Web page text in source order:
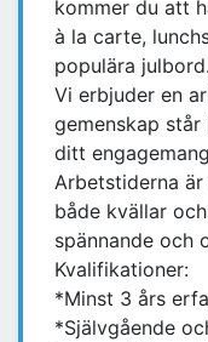
kommer du att
à la carte,
populära julbord.
Vi erbjuder en
gemenskap
ditt
Arbetstiderna
både kvällar
spännande och
Kvalifikationer:
*Minst 3 års
*Självgående